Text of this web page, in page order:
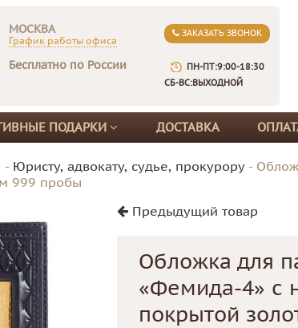
МОСКВА
График работы офиса
Бесплатно по России
ЗАКАЗАТЬ ЗВОНОК
ПН-ПТ:9:00-18:30
СБ-ВС:ВЫХОДНОЙ
ПОДАРКИ ДОСТАВКА
- Юристу, адвокату, судье, прокурору -
999 пробы
Предыдущий товар
Обложка для
«Фемида-4» с
покрытой